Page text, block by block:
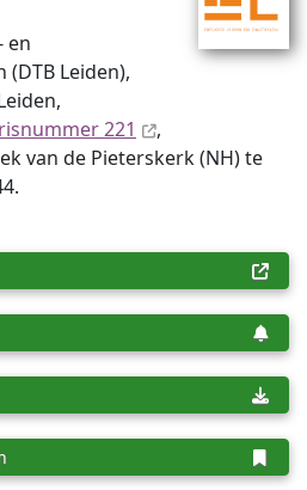
en
Leiden),
221
,
van de Pieterskerk (NH) te